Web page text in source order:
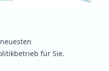
für Sie.